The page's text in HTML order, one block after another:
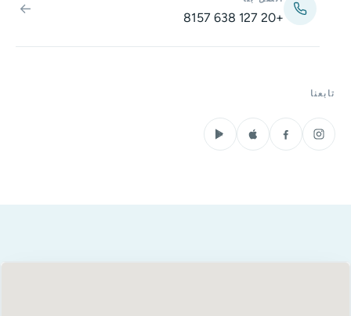
+20 127 638 8157
←
تابعنا